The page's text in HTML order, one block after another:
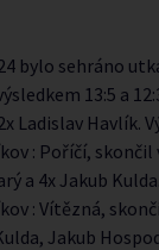
bylo sehráno
13:5 a
Ladislav Havlík.
: Poříčí, skončil
a 4x Jakub
: Vítězná,
Jakub